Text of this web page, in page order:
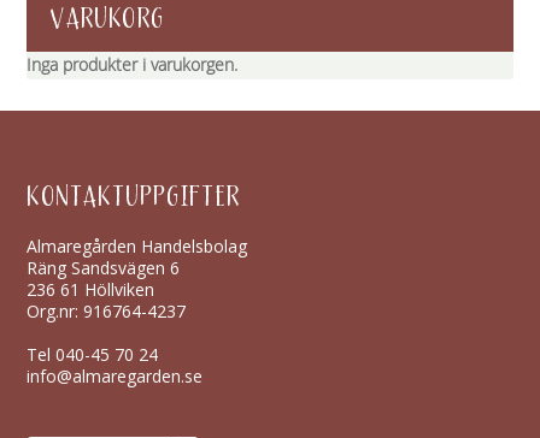
VARUKORG
Inga produkter i varukorgen.
KONTAKTUPPGIFTER
Almaregården Handelsbolag
Räng Sandsvägen 6
236 61 Höllviken
Org.nr: 916764-4237
Tel040-45 70 24
info@almaregarden.se